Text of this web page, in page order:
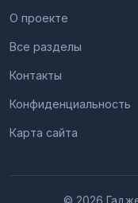
О проекте
Все разделы
Контакты
Конфиденциальность
Карта сайта